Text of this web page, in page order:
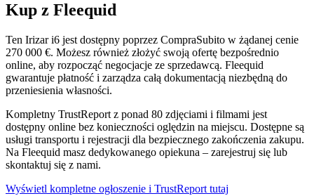
Kup z Fleequid
Ten Irizar i6 jest dostępny poprzez CompraSubito w żądanej cenie
270 000 €. Możesz również złożyć swoją ofertę bezpośrednio
online, aby rozpocząć negocjacje ze sprzedawcą. Fleequid
gwarantuje płatność i zarządza całą dokumentacją niezbędną do
przeniesienia własności.
Kompletny TrustReport z ponad 80 zdjęciami i filmami jest
dostępny online bez konieczności oględzin na miejscu. Dostępne są
usługi transportu i rejestracji dla bezpiecznego zakończenia zakupu.
Na Fleequid masz dedykowanego opiekuna – zarejestruj się lub
skontaktuj się z nami.
Wyświetl kompletne ogłoszenie i TrustReport tutaj